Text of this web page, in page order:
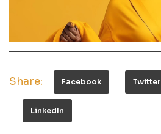
Share: Facebook Twitter
LinkedIn